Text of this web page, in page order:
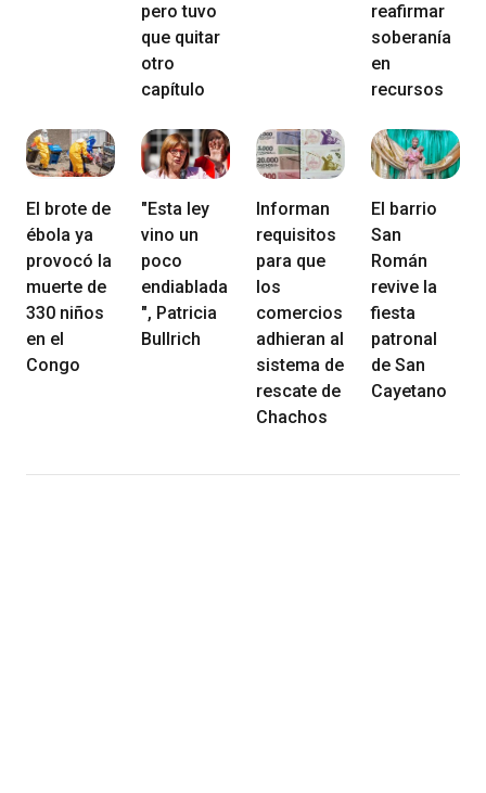
pero tuvo
que quitar
otro
capítulo
reafirmar
soberanía
en
recursos
El brote de
ébola ya
provocó la
muerte de
330 niños
en el
Congo
"Esta ley
vino un
poco
endiablada
", Patricia
Bullrich
Informan
requisitos
para que
los
comercios
adhieran al
sistema de
rescate de
Chachos
El barrio
San
Román
revive la
fiesta
patronal
de San
Cayetano